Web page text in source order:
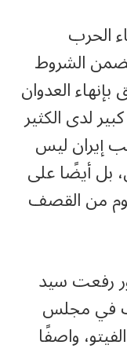
الحرب
الشروط
العدوان
لدى الكثير
إيران ليس
بل أيضًا على
بعد حرب فاقت الـ 600 يوم من القصف
رفعت سيد
في مجلس
واصفًا